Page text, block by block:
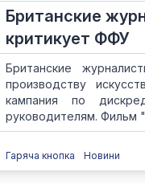
Британские
критикует ФФУ
Британские
производству
кампания по
руководителям. Фильм
Гаряча кнопка Новини